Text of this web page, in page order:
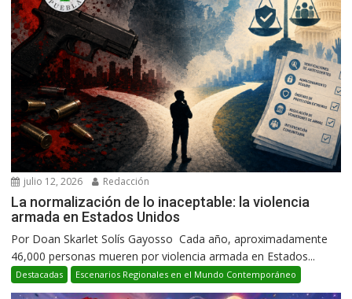
julio 12, 2026 Redacción
La normalización de lo inaceptable: la violencia
armada en Estados Unidos
Por Doan Skarlet Solís Gayosso Cada año, aproximadamente
46,000 personas mueren por violencia armada en Estados...
Destacadas Escenarios Regionales en el Mundo Contemporáneo